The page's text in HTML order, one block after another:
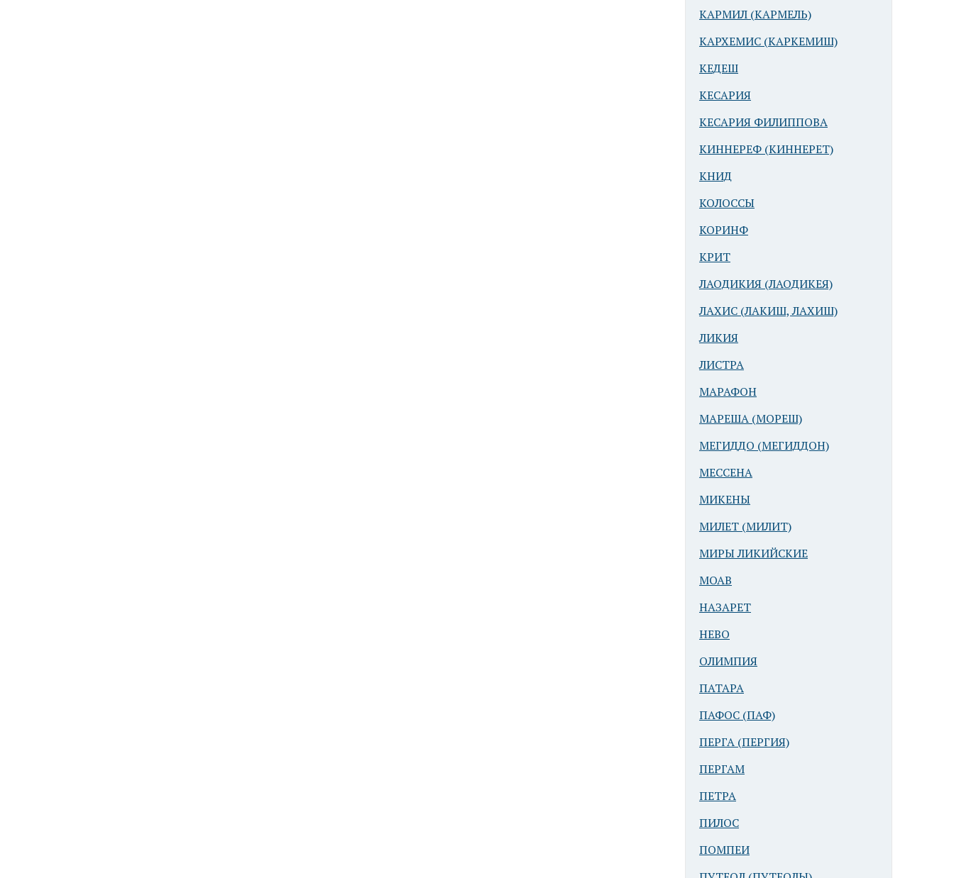
КАРМИЛ (КАРМЕЛЬ)
КАРХЕМИС (КАРКЕМИШ)
КЕДЕШ
КЕСАРИЯ
КЕСАРИЯ ФИЛИППОВА
КИННЕРЕФ (КИННЕРЕТ)
КНИД
КОЛОССЫ
КОРИНФ
КРИТ
ЛАОДИКИЯ (ЛАОДИКЕЯ)
ЛАХИС (ЛАКИШ, ЛАХИШ)
ЛИКИЯ
ЛИСТРА
МАРАФОН
МАРЕША (МОРЕШ)
МЕГИДДО (МЕГИДДОН)
МЕССЕНА
МИКЕНЫ
МИЛЕТ (МИЛИТ)
МИРЫ ЛИКИЙСКИЕ
МОАВ
НАЗАРЕТ
НЕВО
ОЛИМПИЯ
ПАТАРА
ПАФОС (ПАФ)
ПЕРГА (ПЕРГИЯ)
ПЕРГАМ
ПЕТРА
ПИЛОС
ПОМПЕИ